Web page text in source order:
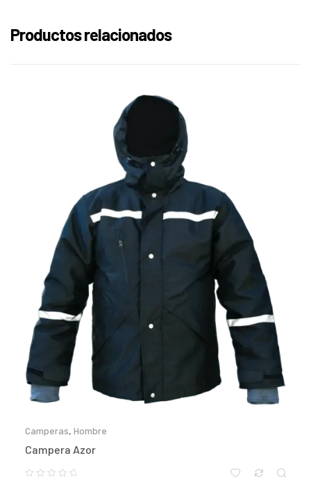
Productos relacionados
Camperas, Hombre
Campera Azor